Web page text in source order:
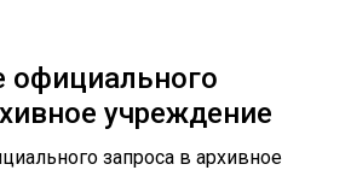
официального
учреждение